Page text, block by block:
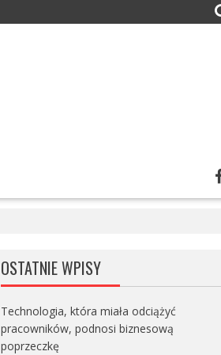
OSTATNIE WPISY
Technologia, która miała odciążyć
pracowników, podnosi biznesową
poprzeczkę